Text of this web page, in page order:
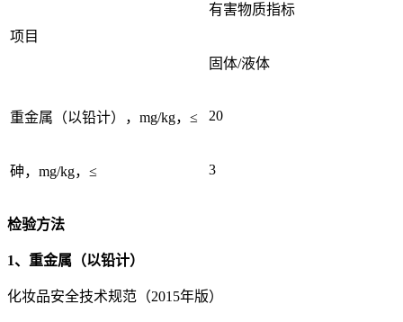
项目
有害物质指标
固体/液体
重金属（以铅计），mg/kg，≤ 20
砷，mg/kg，≤ 3
检验方法
1、重金属（以铅计）
化妆品安全技术规范（2015年版）